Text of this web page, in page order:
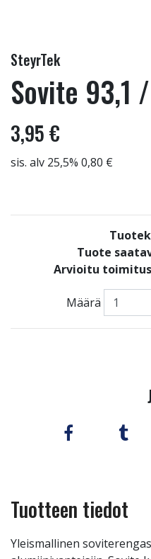
SteyrTek
Sovite 93,1
3,95 €
sis. alv 25,5% 0,80 €
Tuote
Arvioitu
Määrä
Tuotteen tiedot
Yleismallinen